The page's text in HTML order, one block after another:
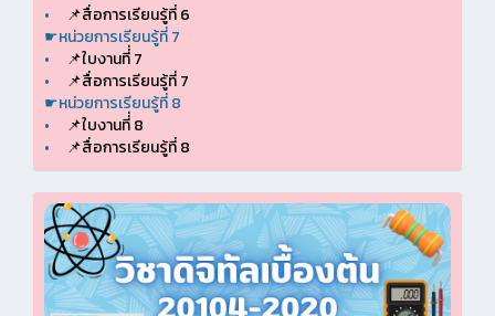
•
📌สื่อการเรียนรู้ที่ 6
☛หน่วยการเรียนรู้ที่ 7
•
📌ใบงานที่่ 7
•
📌สื่อการเรียนรู้ที่ 7
☛หน่วยการเรียนรู้ที่ 8
•
📌ใบงานที่่ 8
•
📌สื่อการเรียนรู้ที่ 8